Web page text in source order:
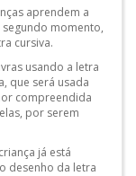
aprendem a
momento,
cursiva.
usando a letra
que será usada
compreendida
por serem
já está
desenho da letra